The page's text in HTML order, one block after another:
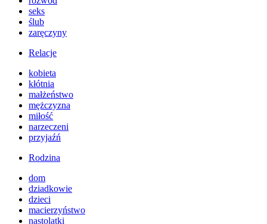
seks
ślub
zaręczyny
Relacje
kobieta
kłótnia
małżeństwo
mężczyzna
miłość
narzeczeni
przyjaźń
Rodzina
dom
dziadkowie
dzieci
macierzyństwo
nastolatki